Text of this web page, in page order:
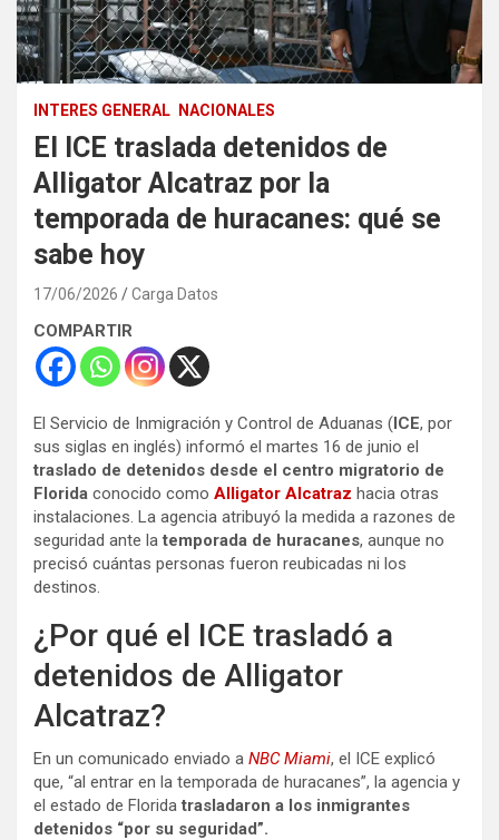
INTERES GENERAL NACIONALES
El ICE traslada detenidos de
Alligator Alcatraz por la
temporada de huracanes: qué se
sabe hoy
17/06/2026 Carga Datos
COMPARTIR
El Servicio de Inmigración y Control de Aduanas (ICE, por
sus siglas en inglés) informó el martes 16 de junio el
traslado de detenidos desde el centro migratorio de
Florida conocido como Alligator Alcatraz hacia otras
instalaciones. La agencia atribuyó la medida a razones de
seguridad ante latemporada de huracanes, aunque no
precisó cuántas personas fueron reubicadas ni los
destinos.
¿Por qué el ICE trasladó a
detenidos de Alligator
Alcatraz?
En un comunicado enviado a NBC Miami, el ICE explicó
que, “al entrar en la temporada de huracanes”, la agencia y
el estado de Floridatrasladaron a los inmigrantes
detenidos “por su seguridad”.